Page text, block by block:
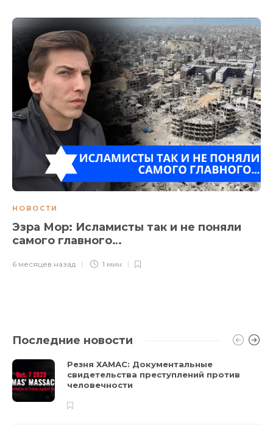
НОВОСТИ
Эзра Мор: Исламисты так и не поняли
самого главного…
6 месяцев назад 1 мин
Последние новости
Резня ХАМАС: Документальные
свидетельства преступлений против
человечности